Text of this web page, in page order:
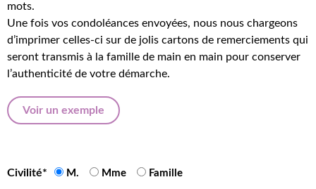
mots.
Une fois vos condoléances envoyées, nous nous chargeons
d’imprimer celles-ci sur de jolis cartons de remerciements qui
seront transmis à la famille de main en main pour conserver
l’authenticité de votre démarche.
Voir un exemple
Civilité* M. Mme Famille